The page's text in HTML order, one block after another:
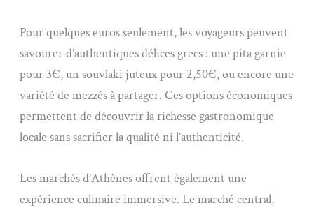
Pour quelques euros seulement, les voyageurs peuvent
savourer d’authentiques délices grecs : une pita garnie
pour 3€, un souvlaki juteux pour 2,50€, ou encore une
variété de mezzés à partager. Ces options économiques
permettent de découvrir la richesse gastronomique
locale sans sacrifier la qualité ni l’authenticité.
Les marchés d’Athènes offrent également une
expérience culinaire immersive. Le marché central,